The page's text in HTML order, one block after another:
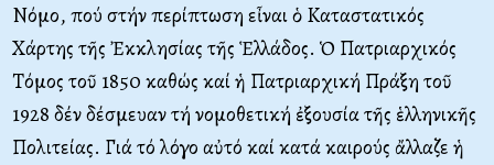
Nόμο, πού στήν περίπτωση εἶναι ὁ Kαταστατικός
Xάρτης τῆς Ἐκκλησίας τῆς Ἑλλάδος. Ὁ Πατριαρχικός
Tόμος τοῦ 1850 καθώς καί ἡ Πατριαρχική Πράξη τοῦ
1928 δέν δέσμευαν τή νομοθετική ἐξουσία τῆς ἑλληνικῆς
Πολιτείας. Γιά τό λόγο αὐτό καί κατά καιρούς ἄλλαζε ἡ